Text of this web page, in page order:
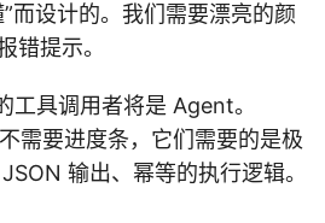
而设计的。我们需要漂亮的颜
错提示。
工具调用者将是 Agent。
需要进度条，它们需要的是极
输出、幂等的执行逻辑。